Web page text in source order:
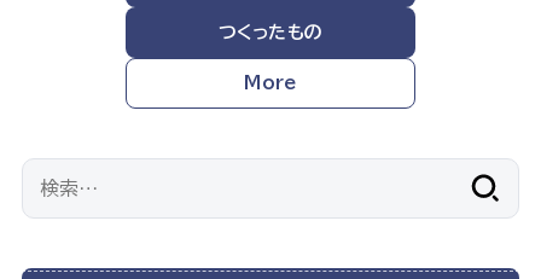
つくったもの
More